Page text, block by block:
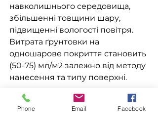
навколишнього середовища,
збільшенні товщини шару,
підвищенні вологості повітря.
Витрата ґрунтовки на
одношарове покриття становить
(50-75) мл/м2 залежно від методу
нанесення та типу поверхні.
Phone Email Facebook